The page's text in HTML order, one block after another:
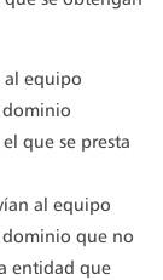
al equipo
dominio
que se presta
al equipo
que no
entidad que